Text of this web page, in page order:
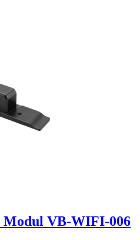
Modul VB-WIFI-006